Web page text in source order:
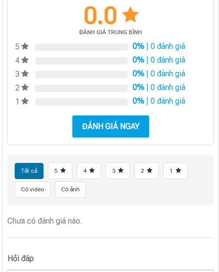
0.0
ĐÁNH GIÁ TRUNG BÌNH
5 0% | 0 đánh giá
4
0% | 0 đánh giá
3
0% | 0 đánh giá
2
0% | 0 đánh giá
1
0% | 0 đánh giá
ĐÁNH GIÁ NGAY
Tất cả 5 4 3 2 1
Có video Có ảnh
Chưa có đánh giá nào.
Hỏi đáp